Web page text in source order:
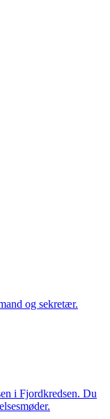
og sekretær.
i Fjordkredsen. Du